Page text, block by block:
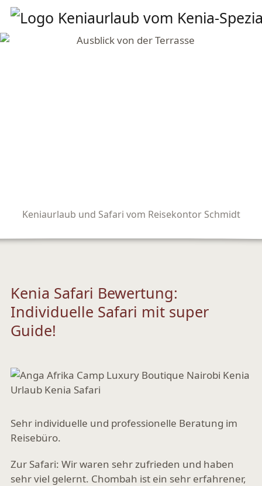
Keniaurlaub und Safari vom Reisekontor Schmidt
Kenia Safari Bewertung:
Individuelle Safari mit super
Guide!
Sehr individuelle und professionelle Beratung im
Reisebüro.
Zur Safari: Wir waren sehr zufrieden und haben
sehr viel gelernt. Chombah ist ein sehr erfahrener,